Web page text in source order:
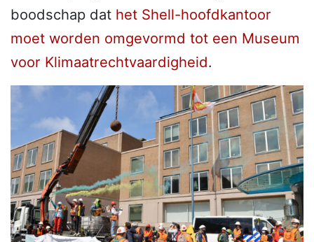
boodschap dat het Shell-hoofdkantoor
moet worden omgevormd tot een Museum
voor Klimaatrechtvaardigheid.